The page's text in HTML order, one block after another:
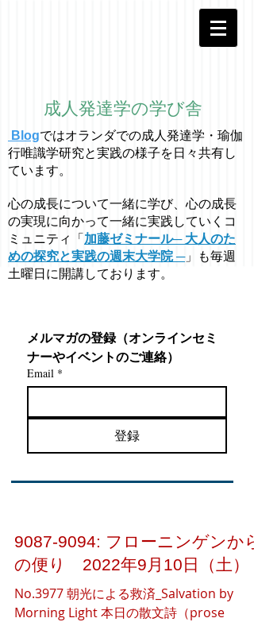
成人発達学の学び舎
Blogではオラ ンダでの成人発達学・ 瑜伽
行唯識学研究と実践の様子を日々共有し
ています。
心の成長について一緒に学び、心の成長
の実現に向かって一緒に実践していくコ
ミュニティ「 加藤ゼミナール─ 大人のた
めの探究と実践の週末大学院 ─」も毎週
土曜日に開講しております。
メルマガの登録（オンラインセミ
ナーやイベントのご連絡）
Email *
登録
9087-9094: フローニンゲンから
の便り 2022年9月10日（土）
No.3977 朝光による救済_Salvation by
Morning Light 本日の散文詩（prose